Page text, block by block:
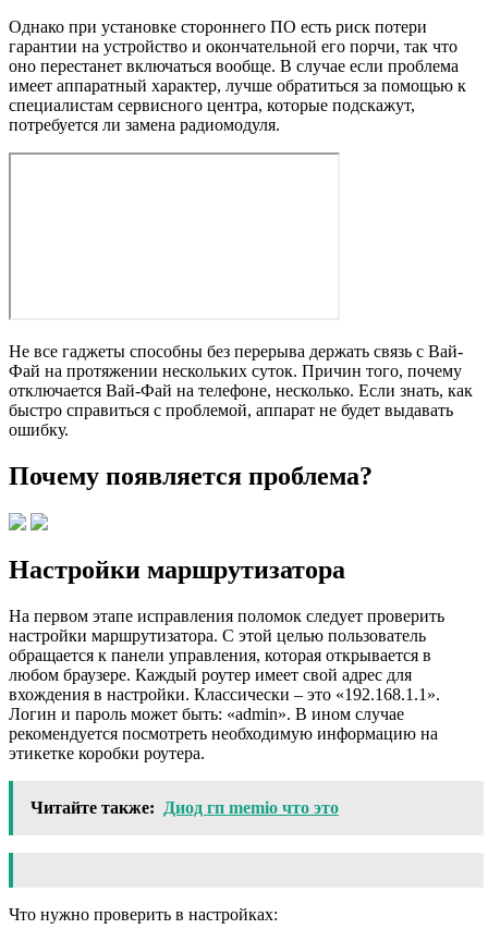
Однако при установке стороннего ПО есть риск потери
гарантии на устройство и окончательной его порчи, так что
оно перестанет включаться вообще. В случае если проблема
имеет аппаратный характер, лучше обратиться за помощью к
специалистам сервисного центра, которые подскажут,
потребуется ли замена радиомодуля.
Не все гаджеты способны без перерыва держать связь с Вай-
Фай на протяжении нескольких суток. Причин того, почему
отключается Вай-Фай на телефоне, несколько. Если знать, как
быстро справиться с проблемой, аппарат не будет выдавать
ошибку.
Почему появляется проблема?
Настройки маршрутизатора
На первом этапе исправления поломок следует проверить
настройки маршрутизатора. С этой целью пользователь
обращается к панели управления, которая открывается в
любом браузере. Каждый роутер имеет свой адрес для
вхождения в настройки. Классически – это «192.168.1.1».
Логин и пароль может быть: «admin». В ином случае
рекомендуется посмотреть необходимую информацию на
этикетке коробки роутера.
Читайте также: Диод гп memio что это
Что нужно проверить в настройках: